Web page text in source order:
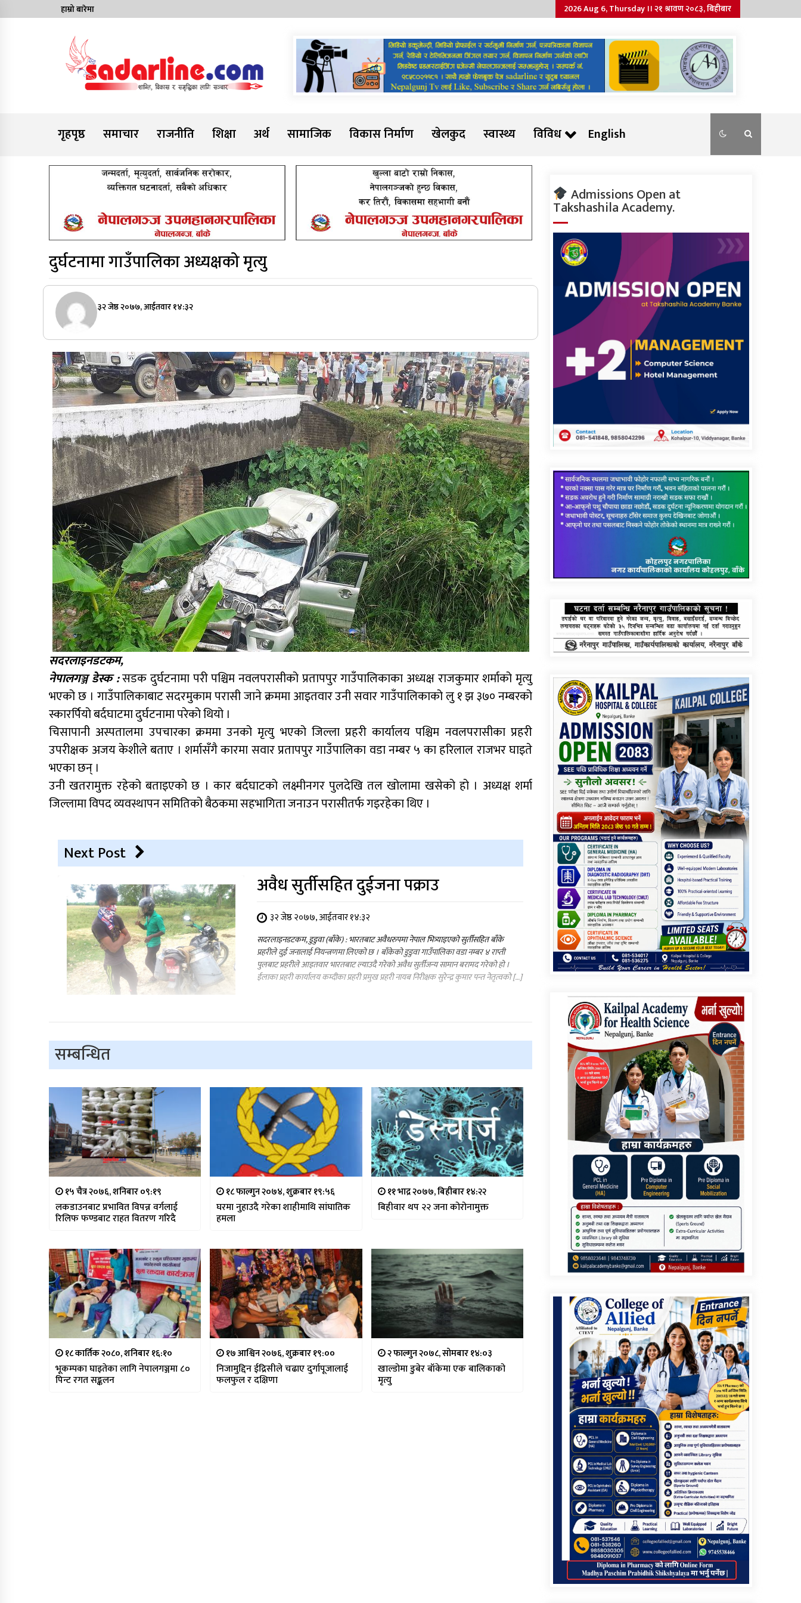
to
हाम्रो बारेमा 2026 Aug 6, Thursday ।। २१ श्रावण २०८३, बिहीबार
Sadarline
गृहपृष्ठ
समाचार राजनीति शिक्षा अर्थ सामाजिक विकास निर्माण खेलकुद स्वास्थ्य विविध English
दुर्घटनामा गाउँपालिका अध्यक्षको मृत्यु
३२ जेष्ठ २०७७, आईतवार १४:३२
सदरलाइनडटकम,
नेपालगञ्ज डेस्क :सडक दुर्घटनामा परी पश्चिम नवलपरासीको प्रतापपुर गाउँपालिकाका अध्यक्ष राजकुमार शर्माको मृत्यु
भएको छ । गाउँपालिकाबाट सदरमुकाम परासी जाने क्रममा आइतवार उनी सवार गाउँपालिकाको लु १ झ ३७० नम्बरको
स्कारर्पियो बर्दघाटमा दुर्घटनामा परेको थियो ।
चिसापानी अस्पतालमा उपचारका क्रममा उनको मृत्यु भएको जिल्ला प्रहरी कार्यालय पश्चिम नवलपरासीका प्रहरी
उपरीक्षक अजय केशीले बताए । शर्मासँगै कारमा सवार प्रतापपुर गाउँपालिका वडा नम्बर ५ का हरिलाल राजभर घाइते
भएका छन् ।
उनी खतरामुक्त रहेको बताइएको छ । कार बर्दघाटको लक्ष्मीनगर पुलदेखि तल खोलामा खसेको हो । अध्यक्ष शर्मा
जिल्लामा विपद व्यवस्थापन समितिको बैठकमा सहभागिता जनाउन परासीतर्फ गइरहेका थिए ।
Next Post
अवैध सुर्तीसहित दुईजना पक्राउ
३२ जेष्ठ २०७७, आईतवार १४:३२
सदरलाइनडटकम, डुडुवा (बाँके) : भारतबाट अवैधरुपमा नेपाल भित्र्याइएको सुर्तीसहित बाँके
प्रहरीले दुई जनालाई नियन्त्रणमा लिएको छ । बाँकेको डुडुवा गाउँपालिका वडा नम्बर ४ राप्ती
पुलबाट प्रहरीले आइतवार भारतबाट ल्याउदै गरेको अवैध सुर्तीजन्य सामान बरामद गरेको हो ।
ईलाका प्रहरी कार्यालय कम्दीका प्रहरी प्रमुख प्रहरी नायब निरीक्षक सुरेन्द्र कुमार पन्त नेतृत्वको […]
सम्बन्धित
१५ चैत्र २०७६, शनिबार ०९:१९
लकडाउनबाट प्रभावित विपन्न वर्गलाई
रिलिफ फण्डबाट राहत वितरण गरिदै
१८ फाल्गुन २०७४, शुक्रबार १९:५६
घरमा नुहाउदै गरेका शाहीमाथि सांघातिक
हमला
११ भाद्र २०७७, बिहीबार १४:२२
बिहीवार थप २२ जना कोरोनामुक्त
१८ कार्तिक २०८०, शनिबार १६:१०
भूकम्पका घाइतेका लागि नेपालगञ्जमा ८०
पिन्ट रगत सङ्कलन
१७ आश्विन २०७६, शुक्रबार १९:००
निजामुद्दिन ईद्रिसीले चढाए दुर्गापूजालाई
फलफुल र दक्षिणा
२ फाल्गुन २०७८, सोमबार १४:०३
खाल्डोमा डुबेर बाँकेमा एक बालिकाको
मृत्यु
Admissions Open at
Takshashila Academy.